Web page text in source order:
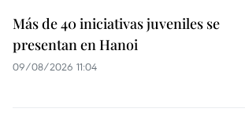
Más de 40 iniciativas juveniles se
presentan en Hanoi
09/08/2026 11:04